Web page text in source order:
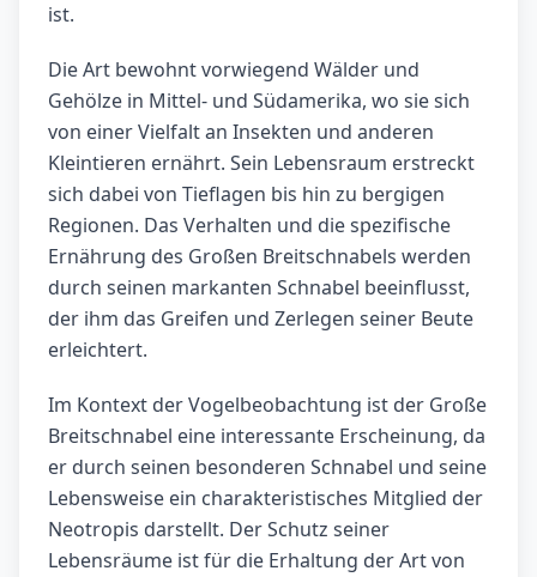
ist.
Die Art bewohnt vorwiegend Wälder und
Gehölze in Mittel- und Südamerika, wo sie sich
von einer Vielfalt an Insekten und anderen
Kleintieren ernährt. Sein Lebensraum erstreckt
sich dabei von Tieflagen bis hin zu bergigen
Regionen. Das Verhalten und die spezifische
Ernährung des Großen Breitschnabels werden
durch seinen markanten Schnabel beeinflusst,
der ihm das Greifen und Zerlegen seiner Beute
erleichtert.
Im Kontext der Vogelbeobachtung ist der Große
Breitschnabel eine interessante Erscheinung, da
er durch seinen besonderen Schnabel und seine
Lebensweise ein charakteristisches Mitglied der
Neotropis darstellt. Der Schutz seiner
Lebensräume ist für die Erhaltung der Art von